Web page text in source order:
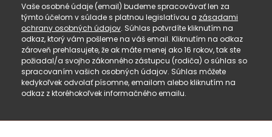
Vaše osobné údaje (email) budeme spracovávať len za
týmto účelom v súlade s platnou legislatívou a zásadami
ochrany osobných údajov. Súhlas potvrdíte kliknutím na
odkaz, ktorý vám pošleme na váš email. Kliknutím na odkaz
zároveň prehlasujete, že ak máte menej ako 16 rokov, tak ste
požiadal/a svojho zákonného zástupcu (rodiča) o súhlas so
spracovaním vašich osobných údajov. Súhlas môžete
kedykoľvek odvolať písomne, emailom alebo kliknutím na
odkaz z ktoréhokoľvek informačného emailu.